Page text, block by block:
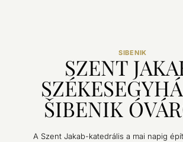
SIBENIK
SZENT
ŠIBENIK
A Szent Jakab-katedrális a mai napig